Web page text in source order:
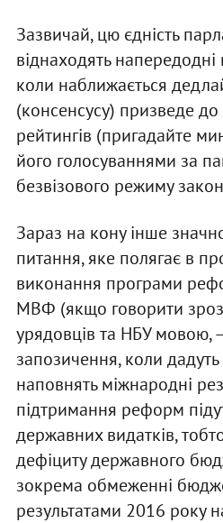
Зазвичай, цю єдність
віднаходять
коли наближається
(консенсусу) призведе
рейтингів (пригадайте
його голосуваннями за
безвізового режиму
Зараз на кону інше
питання, яке полягає в
виконання програми
МВФ (якщо говорити
урядовців та НБУ мовою,
запозичення, коли
наповнять міжнародні
підтримання реформ
державних видатків,
дефіциту державного
зокрема обмеженні
результатами 2016 року